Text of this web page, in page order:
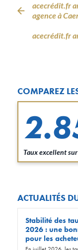
acecrédit.fr
agence à
acecrédit.fr
COMPAREZ
Taux excellent
ACTUALITÉS
Stabilité des
2026 : une
pour les